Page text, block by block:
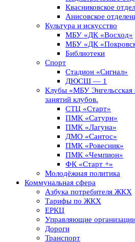
Квасниковское
Анисовское
Культура и искусство
МБУ «ДК «Восход»
МБУ «ДК
Библиотеки
Спорт
Стадион «Сигнал»
ДЮСШ — 1
Клубы «МБУ Энгельсская
занятий клубов.
СТЦ «Старт»
ПМК «Сатурн»
ПМК «Лагуна»
ДМО «Сантос»
ПМК «Ровесник»
ПМК «Чемпион»
ФК «Старт +»
Молодёжная политика
Коммунальная сфера
Азбука потребителя ЖКХ
Тарифы по ЖКХ
ЕРКЦ
Управляющие
Дороги
Транспорт